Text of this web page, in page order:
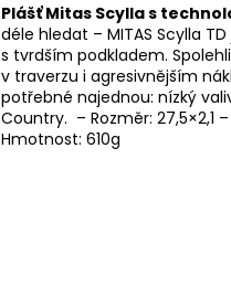
Plášť Mitas Scylla s
déle hledat – MITAS Scylla
s tvrdším podkladem.
v traverzu i agresivnějším
potřebné najednou: nízký
Country. – Rozměr: 27,5×2,1
Hmotnost: 610g